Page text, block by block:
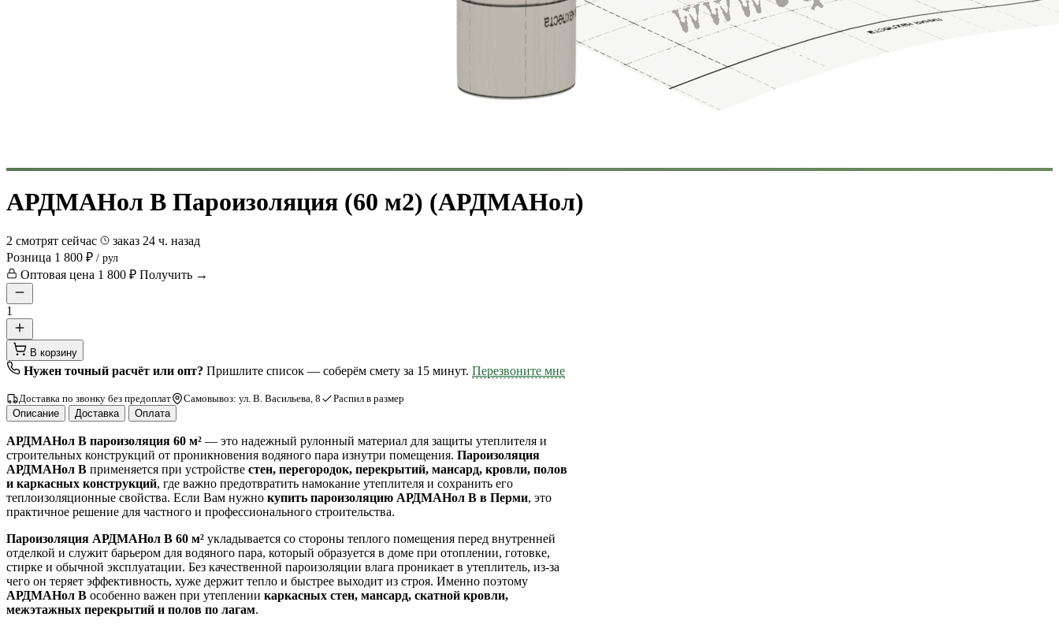
АРДМАНол В Пароизоляция (60 м2) (АРДМАНол)
2 смотрят сейчас
заказ 24 ч. назад
Розница 1 800 ₽ / рул
Оптовая цена 1 800 ₽ Получить →
1
В корзину
Нужен точный расчёт или опт? Пришлите список — соберём смету за 15 минут. Перезвоните мне
Доставка по звонку без предоплат Самовывоз: ул. В. Васильева, 8
Распил в размер
Описание
Доставка Оплата
АРДМАНол B пароизоляция 60 м² — это надежный рулонный материал для защиты утеплителя и
строительных конструкций от проникновения водяного пара изнутри помещения. Пароизоляция
АРДМАНол B применяется при устройстве стен, перегородок, перекрытий, мансард, кровли, полов
и каркасных конструкций, где важно предотвратить намокание утеплителя и сохранить его
теплоизоляционные свойства. Если Вам нужно купить пароизоляцию АРДМАНол B в Перми, это
практичное решение для частного и профессионального строительства.
Пароизоляция АРДМАНол B 60 м² укладывается со стороны теплого помещения перед внутренней
отделкой и служит барьером для водяного пара, который образуется в доме при отоплении, готовке,
стирке и обычной эксплуатации. Без качественной пароизоляции влага проникает в утеплитель, из-за
чего он теряет эффективность, хуже держит тепло и быстрее выходит из строя. Именно поэтому
АРДМАНол B особенно важен при утеплении каркасных стен, мансард, скатной кровли,
межэтажных перекрытий и полов по лагам.